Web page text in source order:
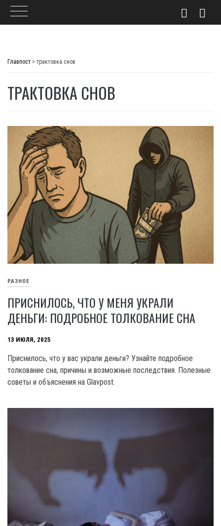
Главпост > трактовка снов
ТРАКТОВКА СНОВ
РАЗНОЕ
ПРИСНИЛОСЬ, ЧТО У МЕНЯ УКРАЛИ
ДЕНЬГИ: ПОДРОБНОЕ ТОЛКОВАНИЕ СНА
13 ИЮЛЯ, 2025
Приснилось, что у вас украли деньги? Узнайте подробное
толкование сна, причины и возможные последствия. Полезные
советы и объяснения на Glavpost.